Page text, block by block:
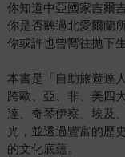
你知道中亞國家吉爾
你是否聽過北愛爾蘭
你或許也曾嚮往拋下
本書是「自助旅遊達
跨歐、亞、非、美四
達、奇琴伊察、埃及
光，並透過豐富的歷
的文化底蘊。